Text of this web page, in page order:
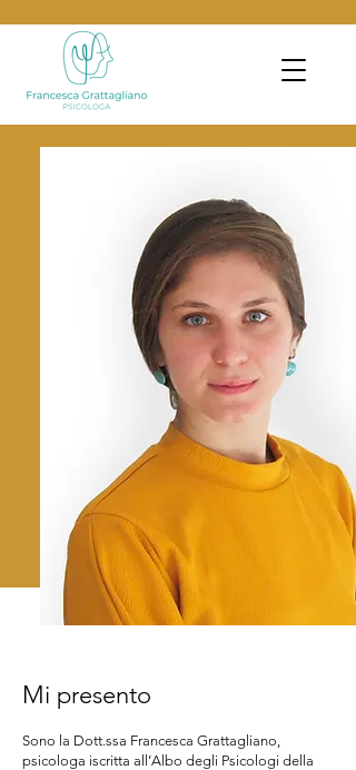
Mi presento
Sono la Dott.ssa Francesca Grattagliano,
psicologa iscritta all’Albo degli Psicologi della